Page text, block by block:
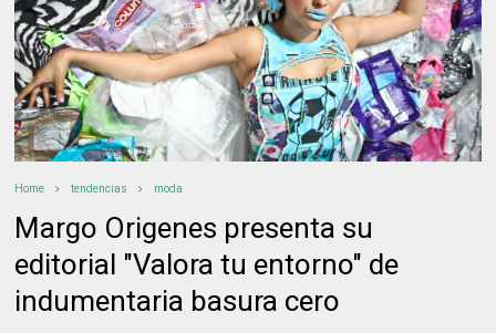
Home tendencias moda
Margo Origenes presenta su
editorial "Valora tu entorno" de
indumentaria basura cero